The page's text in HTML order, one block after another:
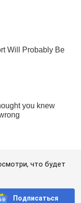
что будет
Подписаться